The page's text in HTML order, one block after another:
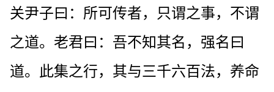
关尹子曰：所可传者，只谓之事，不谓
之道。老君曰：吾不知其名，强名曰
道。此集之行，其与三千六百法，养命